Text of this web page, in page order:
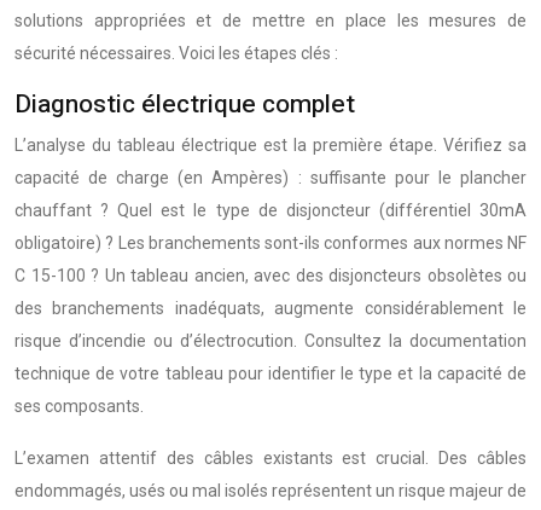
solutions appropriées et de mettre en place les mesures de
sécurité nécessaires. Voici les étapes clés :
Diagnostic électrique complet
L’analyse du tableau électrique est la première étape. Vérifiez sa
capacité de charge (en Ampères) : suffisante pour le plancher
chauffant ? Quel est le type de disjoncteur (différentiel 30mA
obligatoire) ? Les branchements sont-ils conformes aux normes NF
C 15-100 ? Un tableau ancien, avec des disjoncteurs obsolètes ou
des branchements inadéquats, augmente considérablement le
risque d’incendie ou d’électrocution. Consultez la documentation
technique de votre tableau pour identifier le type et la capacité de
ses composants.
L’examen attentif des câbles existants est crucial. Des câbles
endommagés, usés ou mal isolés représentent un risque majeur de